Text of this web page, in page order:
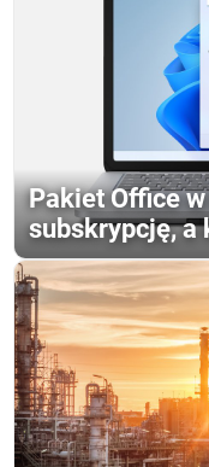
Pakiet Office
subskrypcję, a